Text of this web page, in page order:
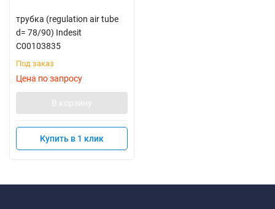
трубка (regulation air tube
d= 78/90) Indesit
C00103835
Под заказ
Цена по запросу
В корзину
Купить в 1 клик